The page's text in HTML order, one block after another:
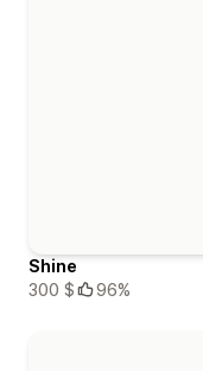
Shine
300 $
96%